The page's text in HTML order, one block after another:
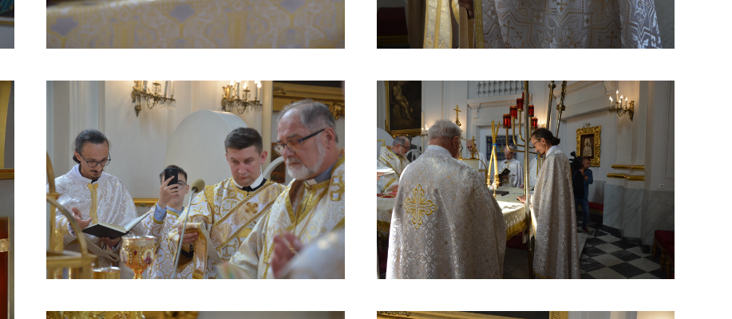
ЗБІЛЬШИТИ ЗБІЛЬШИТИ